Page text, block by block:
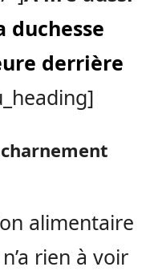
duchesse
derrière
alimentaire
rien à voir